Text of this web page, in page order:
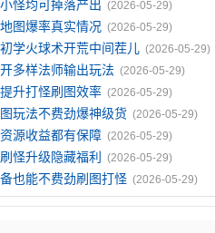
怪均可掉落产出 (2026-05-29)
图爆率真实情况 (2026-05-29)
学火球术开荒中间茬儿 (2026-05-29)
多样法师输出玩法 (2026-05-29)
升打怪刷图效率 (2026-05-29)
玩法不费劲爆神级货 (2026-05-29)
源收益都有保障 (2026-05-29)
怪升级隐藏福利 (2026-05-29)
也能不费劲刷图打怪 (2026-05-29)